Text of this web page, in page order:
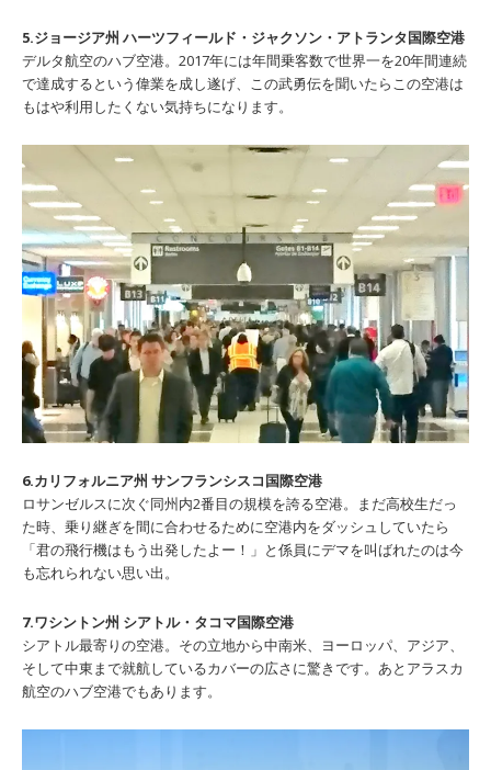
5.ジョージア州 ハーツフィールド・ジャクソン・アトランタ国際空港
デルタ航空のハブ空港。2017年には年間乗客数で世界一を20年間連続
で達成するという偉業を成し遂げ、この武勇伝を聞いたらこの空港は
もはや利用したくない気持ちになります。
6.カリフォルニア州 サンフランシスコ国際空港
ロサンゼルスに次ぐ同州内2番目の規模を誇る空港。まだ高校生だっ
た時、乗り継ぎを間に合わせるために空港内をダッシュしていたら
「君の飛行機はもう出発したよー！」と係員にデマを叫ばれたのは今
も忘れられない思い出。
7.ワシントン州 シアトル・タコマ国際空港
シアトル最寄りの空港。その立地から中南米、ヨーロッパ、アジア、
そして中東まで就航しているカバーの広さに驚きです。あとアラスカ
航空のハブ空港でもあります。